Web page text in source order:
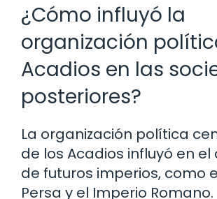
¿Cómo influyó la
organización
Acadios en las
posteriores?
La organización política
de los Acadios influyó en
de futuros imperios, como
Persa y el Imperio Romano.